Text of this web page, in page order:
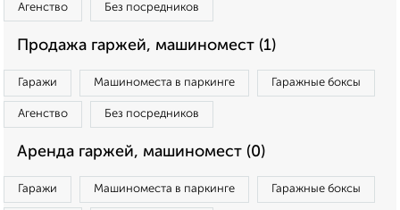
Агенство Без посредников
Продажа гаржей, машиномест (1)
Гаражи Машиноместа в паркинге Гаражные боксы
Агенство Без посредников
Аренда гаржей, машиномест (0)
Гаражи Машиноместа в паркинге Гаражные боксы